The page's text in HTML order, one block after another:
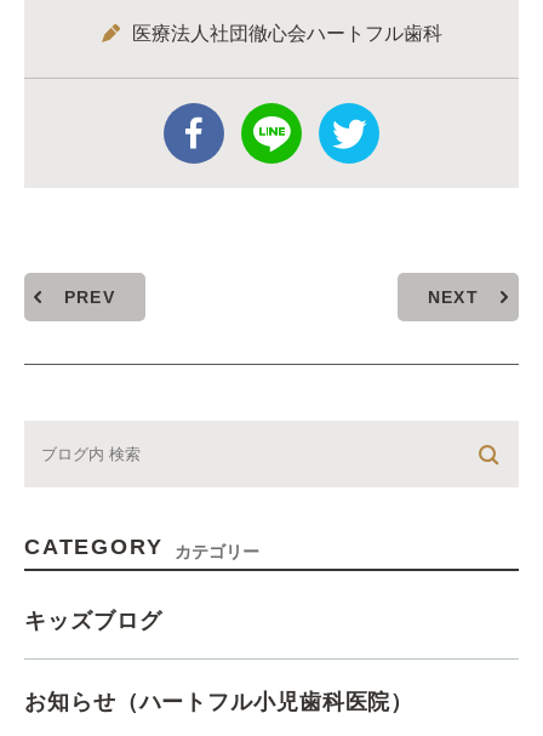
医療法人社団徹心会ハートフル歯科
PREV NEXT
CATEGORY カテゴリー
キッズブログ
お知らせ（ハートフル小児歯科医院）